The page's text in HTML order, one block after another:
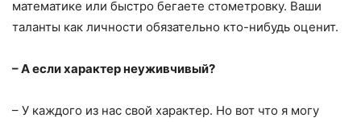
математике или быстро бегаете стометровку. Ваши
таланты как личности обязательно кто-нибудь оценит.
– А если характер неуживчивый?
– У каждого из нас свой характер. Но вот что я могу